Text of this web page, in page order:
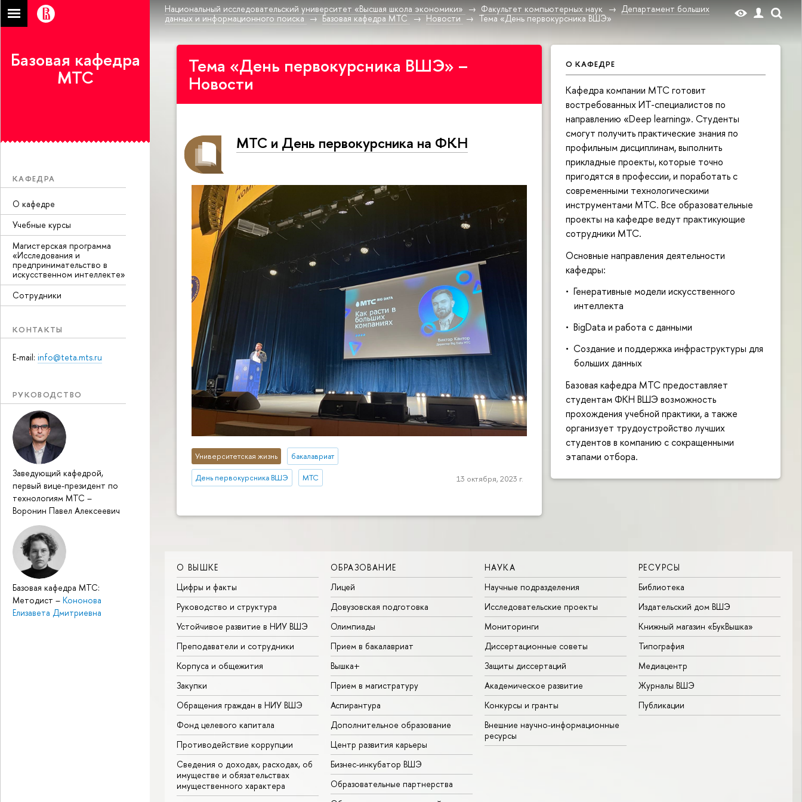
Национальный исследовательский университет «Высшая школа экономики» Факультет компьютерных наук
Департамент больших
данных и информационного поиска
Базовая кафедра МТС Новости Тема «День первокурсника ВШЭ»
Базовая кафедра
МТС
КАФЕДРА
О кафедре
Учебные курсы
Магистерская программа
«Исследования и
предпринимательство в
искусственном интеллекте»
Сотрудники
КОНТАКТЫ
E-mail: info@teta.mts.ru
РУКОВОДСТВО
Заведующий кафедрой,
первый вице-президент по
технологиям МТС –
Воронин Павел Алексеевич
Базовая кафедра МТС:
Методист – Кононова
Елизавета Дмитриевна
О КАФЕДРЕ
Кафедра компании МТС готовит
востребованных ИТ-специалистов по
направлению «Deep learning». Студенты
смогут получить практические знания по
профильным дисциплинам, выполнить
прикладные проекты, которые точно
пригодятся в профессии, и поработать с
современными технологическими
инструментами МТС. Все образовательные
проекты на кафедре ведут практикующие
сотрудники МТС.
Основные направления деятельности
кафедры:
Генеративные модели искусственного
интеллекта
BigData и работа с данными
Создание и поддержка инфраструктуры для
больших данных
Базовая кафедра МТС предоставляет
студентам ФКН ВШЭ возможность
прохождения учебной практики, а также
организует трудоустройство лучших
студентов в компанию с сокращенными
этапами отбора.
Тема «День первокурсника ВШЭ» –
Новости
МТС и День первокурсника на ФКН
Университетская жизнь бакалавриат
День первокурсника ВШЭ МТС 13 октября, 2023 г.
О ВЫШКЕ
Цифры и факты
Руководство и структура
Устойчивое развитие в НИУ ВШЭ
Преподаватели и сотрудники
Корпуса и общежития
Закупки
Обращения граждан в НИУ ВШЭ
Фонд целевого капитала
Противодействие коррупции
Сведения о доходах, расходах, об
имуществе и обязательствах
имущественного характера
ОБРАЗОВАНИЕ
Лицей
Довузовская подготовка
Олимпиады
Прием в бакалавриат
Вышка+
Прием в магистратуру
Аспирантура
Дополнительное образование
Центр развития карьеры
Бизнес-инкубатор ВШЭ
Образовательные партнерства
НАУКА
Научные подразделения
Исследовательские проекты
Мониторинги
Диссертационные советы
Защиты диссертаций
Академическое развитие
Конкурсы и гранты
Внешние научно-информационные
ресурсы
РЕСУРСЫ
Библиотека
Издательский дом ВШЭ
Книжный магазин «БукВышка»
Типография
Медиацентр
Журналы ВШЭ
Публикации